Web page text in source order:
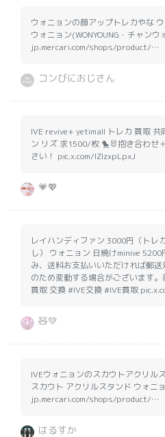
ウォニョンの顔アップトレカやな
ウォニョン(WONYOUNG・チャンウ
jp.mercari.com/shops/product/…
コンびにおじさん
IVE revive+ yetimall トレカ 買取 共
ン リズ 求1500/枚 🐤🐰抱き合わせ
さい！ pic.x.com/lZIzxpLpxJ
💗💖
レイハンディファン 3000円（トレ
し） ウォニョン 日焼けminive
み、送料お支払いいただければ郵
のため変動する場合がございます
買取 交換 #IVE交換 #IVE買取
🧸💚
IVEウォニョンのスカウトアクリル
スカウト アクリルスタンド ウォニ
jp.mercari.com/shops/product/…
はるすか